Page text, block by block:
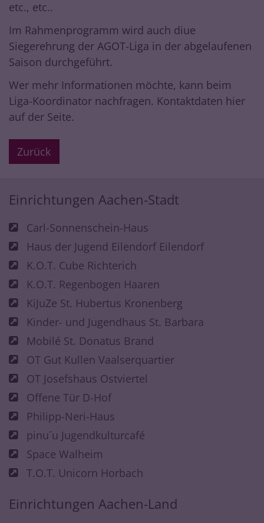
etc., etc..
Im Rahmenprogramm wird auch diue
Siegerehrung der AGOT-Liga in der abgelaufenen
Saison durchgeführt.
Wer mehr Informationen möchte, kann beim
Liga-Koordinator nachfragen. Kontaktdaten hier
auf der Seite.
Zurück
Einrichtungen Aachen-Stadt
Carl-Sonnenschein-Haus
Haus der Jugend Eilendorf Eilendorf
K.O.T. Cube Richterich
K.O.T. Regenbogen Haaren
KiJuZe St. Hubertus Kronenberg
Kinder- und Jugendhaus St. Barbara
Mobilé St. Donatus Brand
OT Gut Kullen Vaalserquartier
OT Josefshaus Ostviertel
Offene Tür D-Hof
Philipp-Neri-Haus
pinu´u Jugendkulturcafé
Space Walheim
T.O.T. Unicorn Horbach
Einrichtungen Aachen-Land